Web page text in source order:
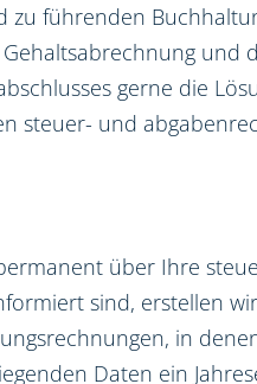
zu führenden
und
gerne die
steuer- und
über Ihre
sind, erstellen
in
Daten ein